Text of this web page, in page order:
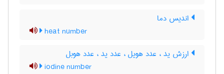
اندیس دما
heat number
ارزش ید ، عدد هویل ، عدد ید ، عدد هوبل
iodine number